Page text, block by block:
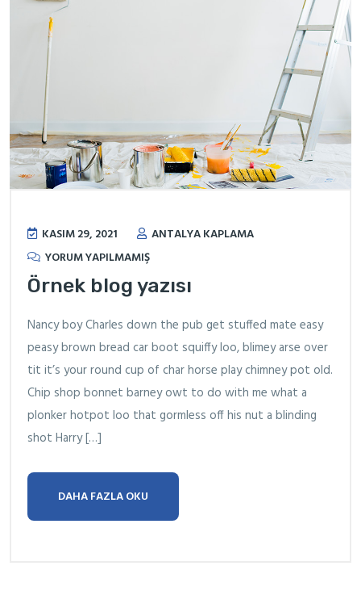
KASIM 29, 2021
ANTALYA KAPLAMA
YORUM YAPILMAMIŞ
Örnek blog yazısı
Nancy boy Charles down the pub get stuffed mate easy
peasy brown bread car boot squiffy loo, blimey arse over
tit it’s your round cup of char horse play chimney pot old.
Chip shop bonnet barney owt to do with me what a
plonker hotpot loo that gormless off his nut a blinding
shot Harry […]
DAHA FAZLA OKU